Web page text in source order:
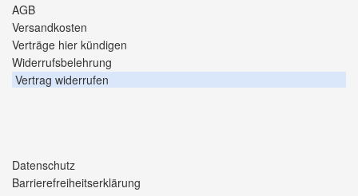
AGB
Versandkosten
Verträge hier kündigen
Widerrufsbelehrung
Vertrag widerrufen
Datenschutz
Barrierefreiheitserklärung